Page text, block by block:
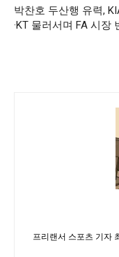
박찬호 두산행 유력,
·KT 물러서며 FA 시장
프리랜서 스포츠 기자